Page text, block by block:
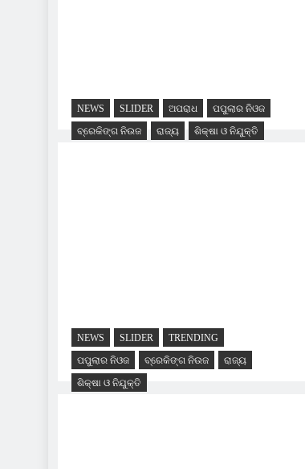
NEWS SLIDER ଅପରାଧ
ପପୁଲାର ନିଓଜ
ବ୍ରେକିଙ୍ଗ ନିଉଜ
ରାଜ୍ୟ ଶିକ୍ଷା ଓ ନିଯୁକ୍ତି
NEWS SLIDER
TRENDING
ପପୁଲାର ନିଓଜ
ବ୍ରେକିଙ୍ଗ ନିଉଜ
ରାଜ୍ୟ
ଶିକ୍ଷା ଓ ନିଯୁକ୍ତି